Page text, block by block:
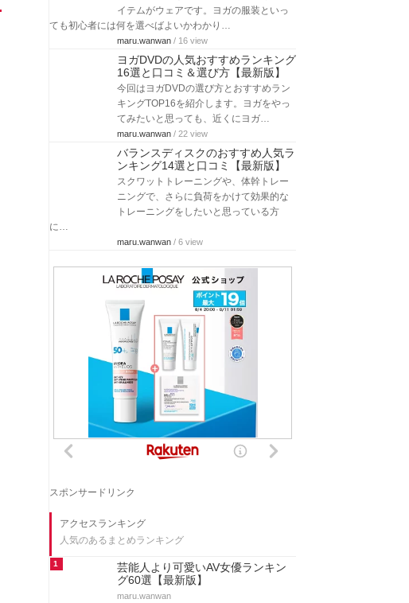
イテムがウェアです。ヨガの服装といっ
ても初心者には何を選べばよいかわかり…
maru.wanwan / 16 view
ヨガDVDの人気おすすめランキング
16選と口コミ＆選び方【最新版】
今回はヨガDVDの選び方とおすすめラン
キングTOP16を紹介します。ヨガをやっ
てみたいと思っても、近くにヨガ…
maru.wanwan / 22 view
バランスディスクのおすすめ人気ラ
ンキング14選と口コミ【最新版】
スクワットトレーニングや、体幹トレー
ニングで、さらに負荷をかけて効果的な
トレーニングをしたいと思っている方
に…
maru.wanwan / 6 view
スポンサードリンク
アクセスランキング
人気のあるまとめランキング
1
芸能人より可愛いAV女優ランキン
グ60選【最新版】
maru.wanwan